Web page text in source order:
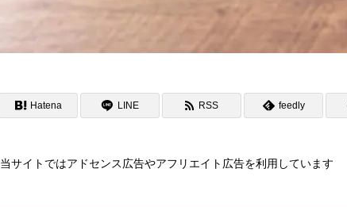
Hatena LINE RSS feedly
当サイトではアドセンス広告やアフリエイト広告を利用しています